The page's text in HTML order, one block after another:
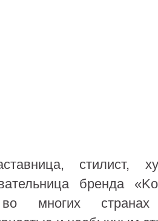
стилист,
бренда
многих странах